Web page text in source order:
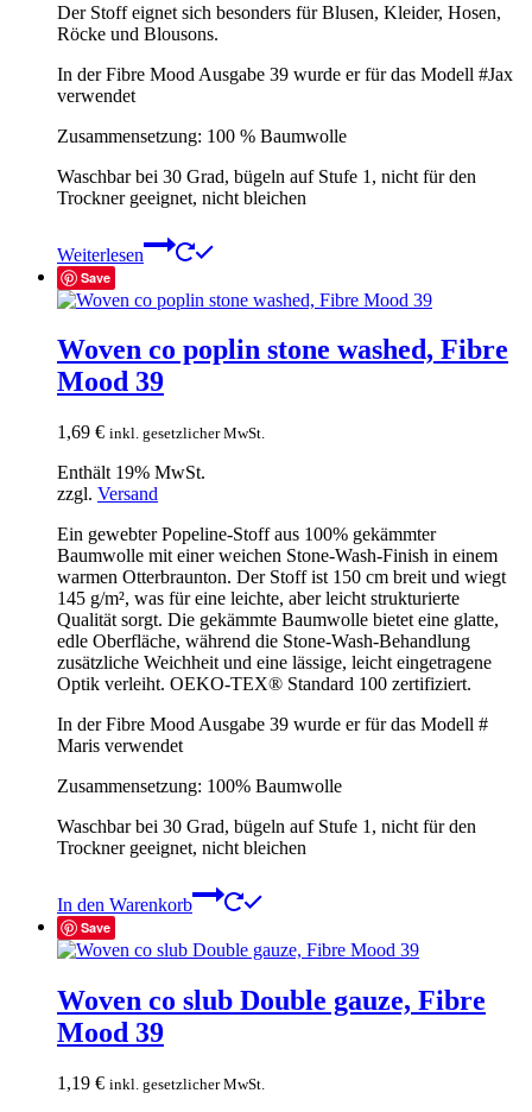
Der Stoff eignet sich besonders für Blusen, Kleider, Hosen,
Röcke und Blousons.
In der Fibre Mood Ausgabe 39 wurde er für das Modell #Jax
verwendet
Zusammensetzung: 100 % Baumwolle
Waschbar bei 30 Grad, bügeln auf Stufe 1, nicht für den
Trockner geeignet, nicht bleichen
Weiterlesen
Save
Woven co poplin stone washed, Fibre
Mood 39
1,69 € inkl. gesetzlicher MwSt.
Enthält 19% MwSt.
zzgl. Versand
Ein gewebter Popeline-Stoff aus 100% gekämmter
Baumwolle mit einer weichen Stone-Wash-Finish in einem
warmen Otterbraunton. Der Stoff ist 150 cm breit und wiegt
145 g/m², was für eine leichte, aber leicht strukturierte
Qualität sorgt. Die gekämmte Baumwolle bietet eine glatte,
edle Oberfläche, während die Stone-Wash-Behandlung
zusätzliche Weichheit und eine lässige, leicht eingetragene
Optik verleiht. OEKO-TEX® Standard 100 zertifiziert.
In der Fibre Mood Ausgabe 39 wurde er für das Modell #
Maris verwendet
Zusammensetzung: 100% Baumwolle
Waschbar bei 30 Grad, bügeln auf Stufe 1, nicht für den
Trockner geeignet, nicht bleichen
In den Warenkorb
Save
Woven co slub Double gauze, Fibre
Mood 39
1,19 € inkl. gesetzlicher MwSt.